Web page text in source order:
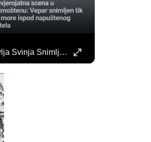
Divlja Svinja Snimljena Uz More U Primoštenu